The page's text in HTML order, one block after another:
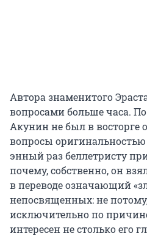
Автора знаменитого
вопросами больше часа.
Акунин не был в восторге
вопросы
энный раз беллетристу
почему, собственно, он
в переводе означающий
непосвященных: не
исключительно по
интересен не столько его